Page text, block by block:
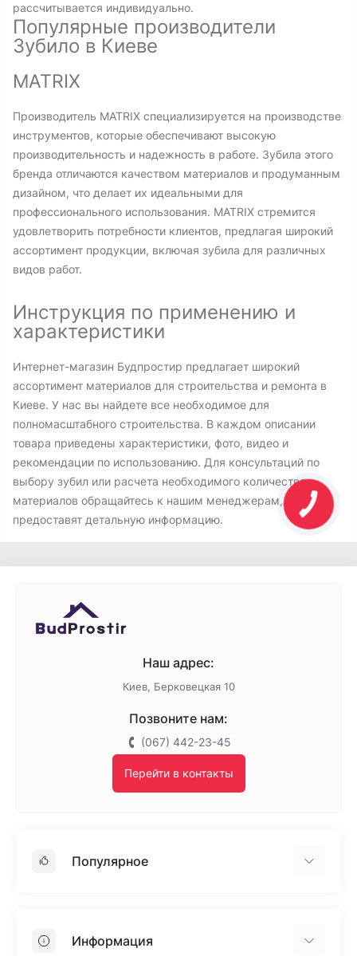
рассчитывается индивидуально.
Популярные производители
Зубило в Киеве
MATRIX
Производитель MATRIX специализируется на производстве
инструментов, которые обеспечивают высокую
производительность и надежность в работе. Зубила этого
бренда отличаются качеством материалов и продуманным
дизайном, что делает их идеальными для
профессионального использования. MATRIX стремится
удовлетворить потребности клиентов, предлагая широкий
ассортимент продукции, включая зубила для различных
видов работ.
Инструкция по применению и
характеристики
Интернет-магазин Будпростир предлагает широкий
ассортимент материалов для строительства и ремонта в
Киеве. У нас вы найдете все необходимое для
полномасштабного строительства. В каждом описании
товара приведены характеристики, фото, видео и
рекомендации по использованию. Для консультаций по
выбору зубил или расчета необходимого количества
материалов обращайтесь к нашим менеджерам, которые
предоставят детальную информацию.
Наш адрес:
Киев, Берковецкая 10
Позвоните нам:
(067) 442-23-45
Перейти в контакты
Популярное
ПенопластИнформация